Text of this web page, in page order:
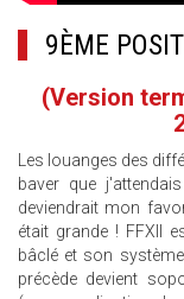
9ÈME
(Version
Les louanges des
baver que
deviendrait mon
était grande ! FFXII
bâclé et son
précède devient